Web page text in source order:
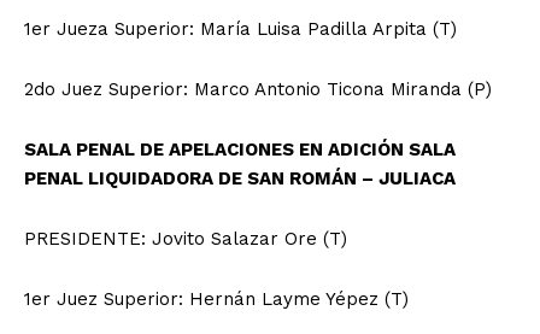
1er Jueza Superior: María Luisa Padilla Arpita (T)
2do Juez Superior: Marco Antonio Ticona Miranda (P)
SALA PENAL DE APELACIONES EN ADICIÓN SALA
PENAL LIQUIDADORA DE SAN ROMÁN – JULIACA
PRESIDENTE: Jovito Salazar Ore (T)
1er Juez Superior: Hernán Layme Yépez (T)